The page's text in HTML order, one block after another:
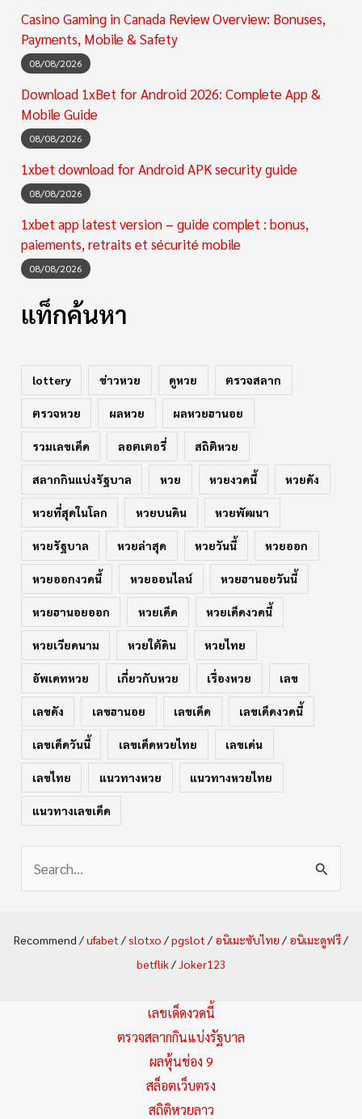
Casino Gaming in Canada Review Overview: Bonuses,
Payments, Mobile & Safety
08/08/2026
Download 1xBet for Android 2026: Complete App &
Mobile Guide
08/08/2026
1xbet download for Android APK security guide
08/08/2026
1xbet app latest version – guide complet : bonus,
paiements, retraits et sécurité mobile
08/08/2026
แท็กค้นหา
lottery ข่าวหวย ดูหวย ตรวจสลาก
ตรวจหวย ผลหวย ผลหวยฮานอย
รวมเลขเด็ด ลอตเตอรี่ สถิติหวย
สลากกินแบ่งรัฐบาล หวย หวยงวดนี้ หวยดัง
หวยที่สุดในโลก หวยบนดิน หวยพัฒนา
หวยรัฐบาล หวยล่าสุด หวยวันนี้ หวยออก
หวยออกงวดนี้ หวยออนไลน์ หวยฮานอยวันนี้
หวยฮานอยออก หวยเด็ด หวยเด็ดงวดนี้
หวยเวียดนาม หวยใต้ดิน หวยไทย
อัพเดทหวย เกี่ยวกับหวย เรื่องหวย เลข
เลขดัง เลขฮานอย เลขเด็ด เลขเด็ดงวดนี้
เลขเด็ดวันนี้ เลขเด็ดหวยไทย เลขเด่น
เลขไทย แนวทางหวย แนวทางหวยไทย
แนวทางเลขเด็ด
Recommend /ufabet /slotxo /pgslot / อนิเมะซับไทย / อนิเมะดูฟรี/
betflik/Joker123
เลขเด็ดงวดนี้
ตรวจสลากกินแบ่งรัฐบาล
ผลหุ้นช่อง 9
สล็อตเว็บตรง
สถิติหวยลาว